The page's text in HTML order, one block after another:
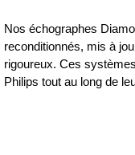
Nos échographes
reconditionnés, mis à
rigoureux. Ces
Philips tout au long de